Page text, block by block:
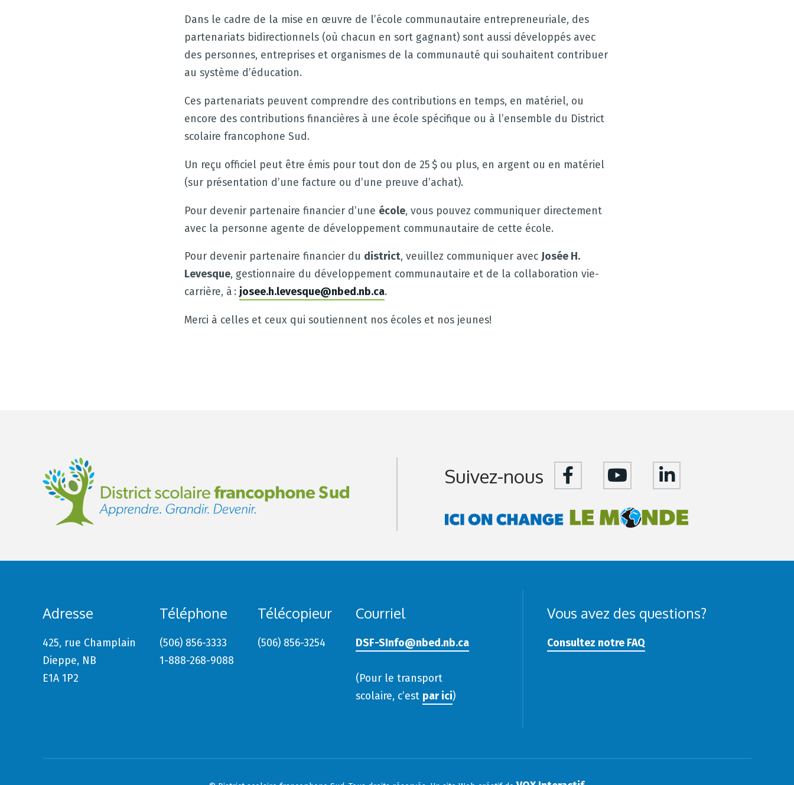
Dans le cadre de la mise en œuvre de l’école communautaire entrepreneuriale, des
partenariats bidirectionnels (où chacun en sort gagnant) sont aussi développés avec
des personnes, entreprises et organismes de la communauté qui souhaitent contribuer
au système d’éducation.
Ces partenariats peuvent comprendre des contributions en temps, en matériel, ou
encore des contributions financières à une école spécifique ou à l’ensemble du District
scolaire francophone Sud.
Un reçu officiel peut être émis pour tout don de 25 $ ou plus, en argent ou en matériel
(sur présentation d’une facture ou d’une preuve d’achat).
Pour devenir partenaire financier d’une école, vous pouvez communiquer directement
avec la personne agente de développement communautaire de cette école.
Pour devenir partenaire financier du district, veuillez communiquer avec Josée H.
Levesque, gestionnaire du développement communautaire et de la collaboration vie-
carrière, à : josee.h.levesque@nbed.nb.ca.
Merci à celles et ceux qui soutiennent nos écoles et nos jeunes!
Suivez-nous
Adresse
425, rue Champlain
Dieppe, NB
E1A 1P2
Téléphone
(506) 856-3333
1-888-268-9088
Télécopieur
(506) 856-3254
Courriel
DSF-SInfo@nbed.nb.ca
(Pour le transport
scolaire, c’est par ici)
Vous avez des questions?
Consultez notre FAQ